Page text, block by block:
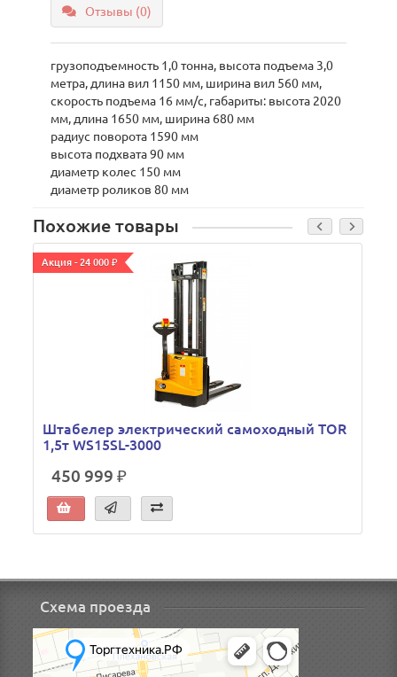
Отзывы (0)
грузоподъемность 1,0 тонна, высота подъема 3,0
метра, длина вил 1150 мм, ширина вил 560 мм,
скорость подъема 16 мм/с, габариты: высота 2020
мм, длина 1650 мм, ширина 680 мм
радиус поворота 1590 мм
высота подхвата 90 мм
диаметр колес 150 мм
диаметр роликов 80 мм
Похожие товары
Акция - 24 000 ₽
Штабелер электрический самоходный TOR
1,5т WS15SL-3000
450 999 ₽
Схема проезда